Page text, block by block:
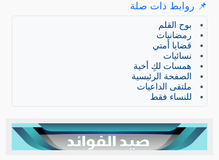
📌 روابط ذات صلة
بوح القلم
رمضانيات
قضايا أمتي
نسائيات
همسات لكِ أخية
الصفحة الرئيسية
ملتقى الداعيات
للنساء فقط